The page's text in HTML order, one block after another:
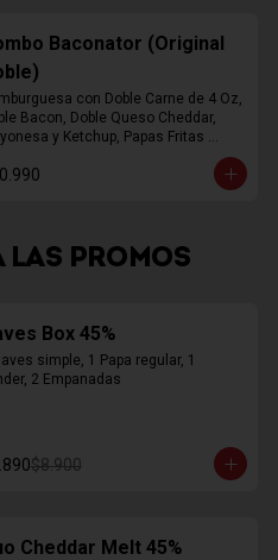
Baconator (Original
con Doble Carne de 4 Oz,
Bacon, Doble Queso Cheddar,
y Ketchup, Papas Fritas
LAS PROMOS
Box 45%
simple, 1 Papa regular, 1
2 Empanadas
$8.900
Cheddar Melt 45%